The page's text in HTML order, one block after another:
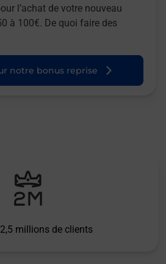
l’achat de votre nouveau
à 100€. De quoi faire des
notre bonus reprise
millions de clients